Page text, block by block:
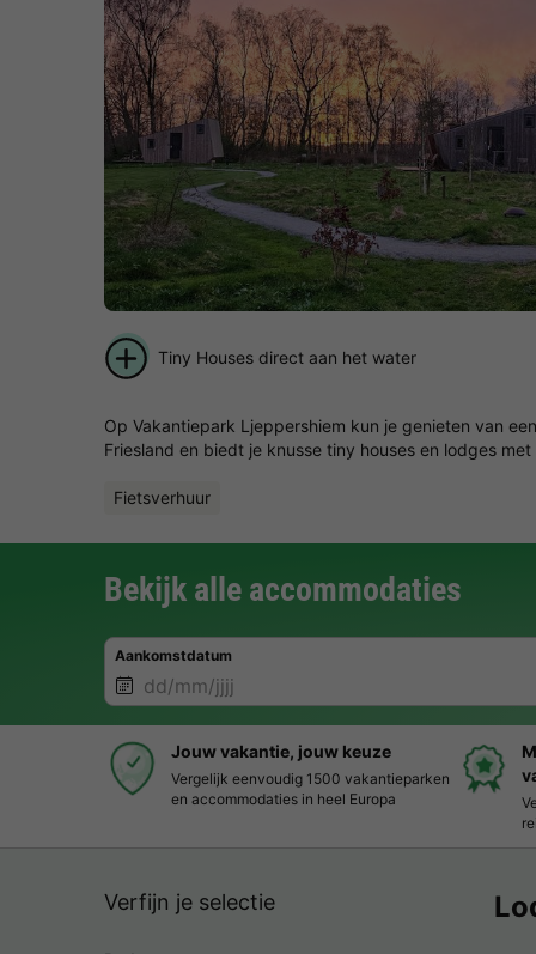
Tiny Houses direct aan het water
Op Vakantiepark Ljeppershiem kun je genieten van
Friesland en biedt je knusse tiny houses en lodges
Fietsverhuur
Bekijk alle accommodaties
Aankomstdatum
Jouw vakantie, jouw keuze
Vergelijk eenvoudig 1500 vakantieparken
en accommodaties in heel Europa
Verfijn je selectie